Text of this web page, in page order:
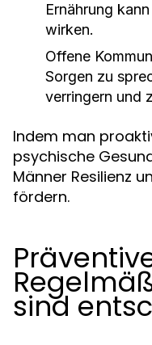
Ernährung
wirken.
Offene
Sorgen zu
verringern und
Indem man
psychische
Männer Resilienz
fördern.
sind